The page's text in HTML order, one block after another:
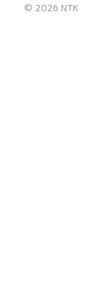
© 2026 NTK